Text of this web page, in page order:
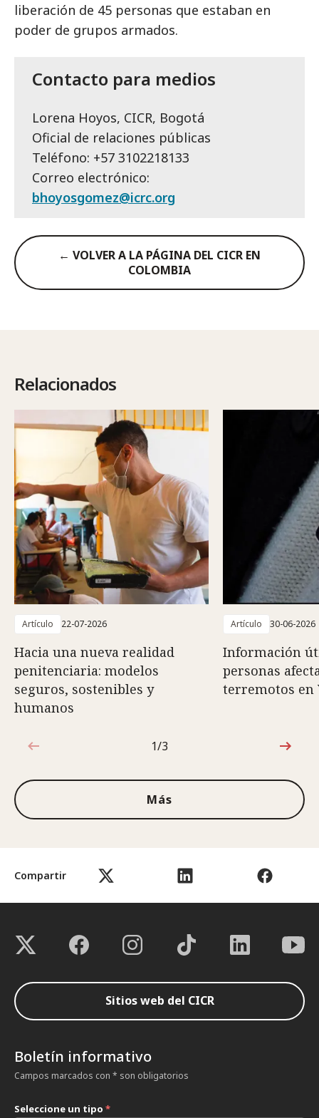
Compartir
liberación de 45 personas que estaban en
poder de grupos armados.
Contacto para medios
Lorena Hoyos, CICR, Bogotá
Oficial de relaciones públicas
Teléfono: +57 3102218133
Correo electrónico:
bhoyosgomez@icrc.org
← VOLVER A LA PÁGINA DEL CICR EN
COLOMBIA
Relacionados
Artículo 22-07-2026
Hacia una nueva realidad
penitenciaria: modelos
seguros, sostenibles y
humanos
Artículo 30-06-2026
Información
personas
terremotos en
1de3
1/3
Más
Sitios web del CICR
Boletín informativo
Campos marcados con * son obligatorios
Seleccione un tipo *